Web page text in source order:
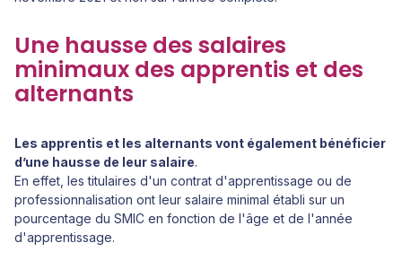
Une hausse des salaires
minimaux des apprentis et des
alternants
Les apprentis et les alternants vont également bénéficier
d’une hausse de leur salaire.
En effet, les titulaires d'un contrat d'apprentissage ou de
professionnalisation ont leur salaire minimal établi sur un
pourcentage du SMIC en fonction de l'âge et de l'année
d'apprentissage.